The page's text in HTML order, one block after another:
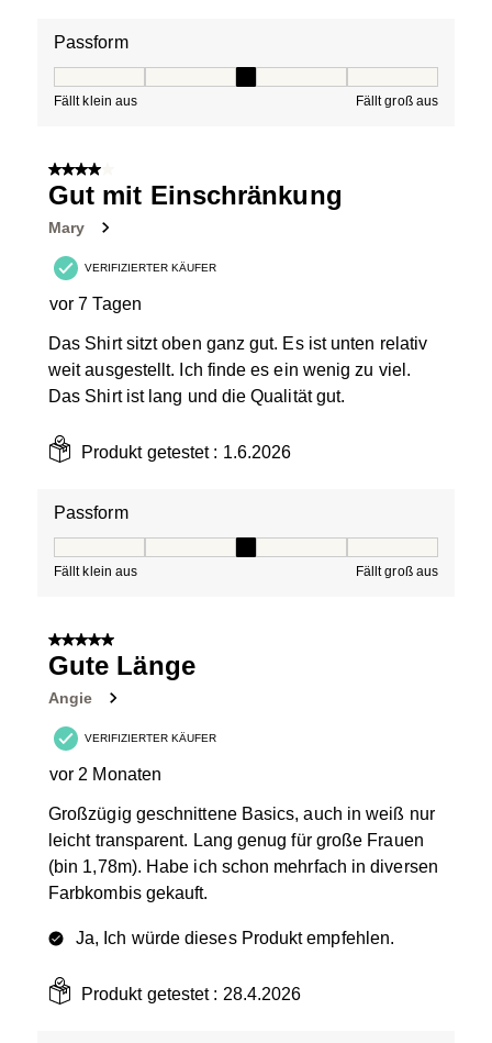
Passform
Fällt klein aus Fällt groß aus
4 von 5 Sternen.
Gut mit Einschränkung
Mary
VERIFIZIERTER KÄUFER
vor 7 Tagen
Das Shirt sitzt oben ganz gut. Es ist unten relativ
weit ausgestellt. Ich finde es ein wenig zu viel.
Das Shirt ist lang und die Qualität gut.
Produkt getestet : 1.6.2026
Passform
Fällt klein aus Fällt groß aus
5 von 5 Sternen.
Gute Länge
Angie
VERIFIZIERTER KÄUFER
vor 2 Monaten
Großzügig geschnittene Basics, auch in weiß nur
leicht transparent. Lang genug für große Frauen
(bin 1,78m). Habe ich schon mehrfach in diversen
Farbkombis gekauft.
Ja, Ich würde dieses Produkt empfehlen.
Produkt getestet : 28.4.2026